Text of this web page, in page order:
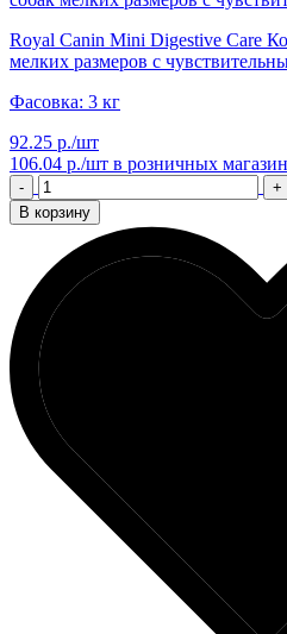
Royal Canin Mini Digestive Care
мелких размеров с
Фасовка: 3 кг
92.25 р./шт
106.04 р./шт в розничных
-
+
В корзину